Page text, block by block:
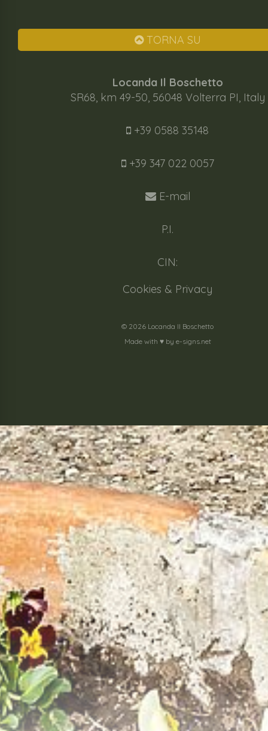
TORNA SU
Locanda Il Boschetto
SR68, km 49-50, 56048 Volterra PI, Italy
+39 0588 35148
+39 347 022 0057
E-mail
P.I.
CIN:
Cookies & Privacy
© 2026 Locanda Il Boschetto
Made with ♥️ by e-signs.net